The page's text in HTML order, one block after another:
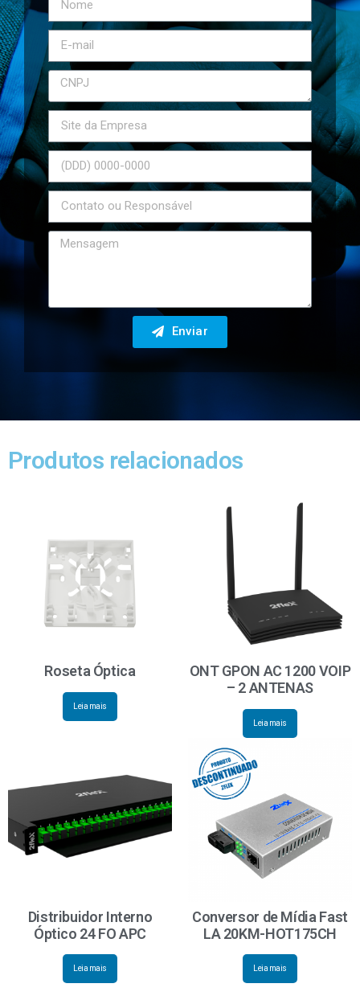
Enviar
Produtos relacionados
Roseta Óptica
Leia mais
ONT GPON AC 1200 VOIP
– 2 ANTENAS
Leia mais
Distribuidor Interno
Óptico 24 FO APC
Leia mais
Conversor de Mídia Fast
LA 20KM-HOT175CH
Leia mais